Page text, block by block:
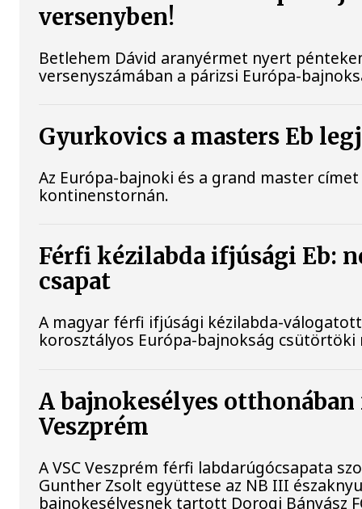
versenyben!
Betlehem Dávid aranyérmet nyert
versenyszámában a párizsi Európa-
Gyurkovics a masters Eb
Az Európa-bajnoki és a grand master
kontinenstornán.
Férfi kézilabda ifjúsági Eb:
csapat
A magyar férfi ifjúsági kézilabda-
korosztályos Európa-bajnokság
A bajnokesélyes
Veszprém
A VSC Veszprém férfi labdarúgócsapata
Gunther Zsolt együttese az NB III
bajnokesélyesnek tartott Dorogi Bányász